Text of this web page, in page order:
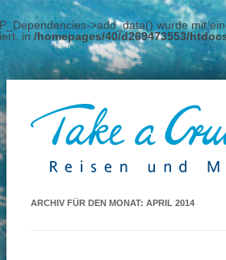
>add_data() wurde mit
in /homepages/40/d269473553/
ARCHIV FÜR DEN MONAT: APRIL 2014